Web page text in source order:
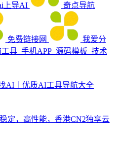
上导AI 奇点导航
免费链接网
我爱分
具_手机APP_源码模板_技术
AI｜优质AI工具导航大全
定，高性能，香港CN2独享云